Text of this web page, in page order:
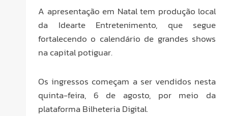
A apresentação em Natal tem produção local
da Idearte Entretenimento, que segue
fortalecendo o calendário de grandes shows
na capital potiguar.
Os ingressos começam a ser vendidos nesta
quinta-feira, 6 de agosto, por meio da
plataforma Bilheteria Digital.